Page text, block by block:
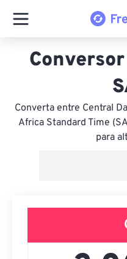
Converta entre Central
Africa Standard Time
para